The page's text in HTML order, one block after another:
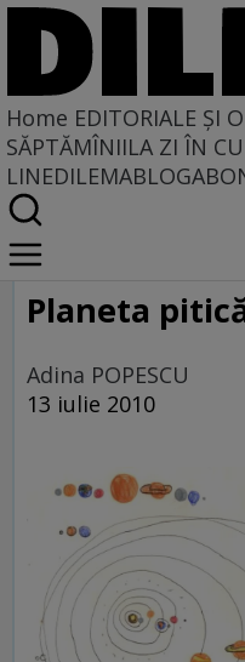
Home EDITORIALE ȘI
SĂPTĂMÎNIILA ZI ÎN
LINEDILEMABLOG
Home
Dilematix
Planeta
Adina POPESCU
13 iulie 2010